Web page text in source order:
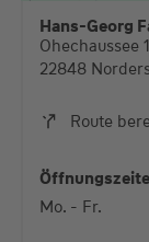
Hans-Georg
Ohechaussee
22848
Route
Mo. - Fr.